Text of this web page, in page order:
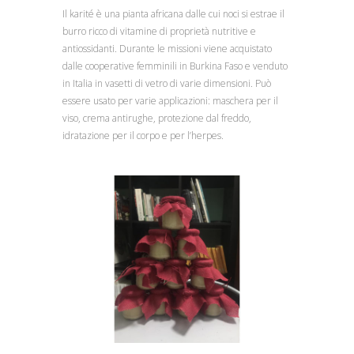
Il karité è una pianta africana dalle cui noci si estrae il
burro ricco di vitamine di proprietà nutritive e
antiossidanti. Durante le missioni viene acquistato
dalle cooperative femminili in Burkina Faso e venduto
in Italia in vasetti di vetro di varie dimensioni. Può
essere usato per varie applicazioni: maschera per il
viso, crema antirughe, protezione dal freddo,
idratazione per il corpo e per l’herpes.